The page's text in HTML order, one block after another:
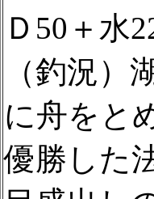
Ｄ50＋水
（釣況
に舟をと
優勝した